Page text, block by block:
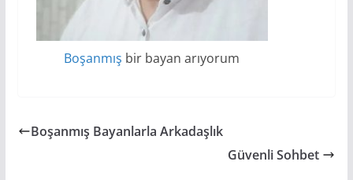
Boşanmış bir bayan arıyorum
Boşanmış Bayanlarla Arkadaşlık
Güvenli Sohbet